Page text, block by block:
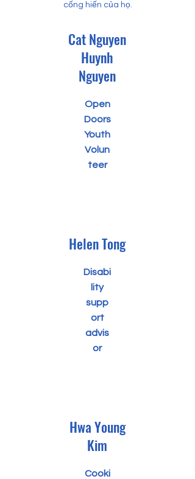
cống hiến của họ.
Cat Nguyen
Huynh
Nguyen
Open
Doors
Youth
Volun
teer
Helen Tong
Disabi
lity
supp
ort
advis
or
Hwa Young
Kim
Cooki